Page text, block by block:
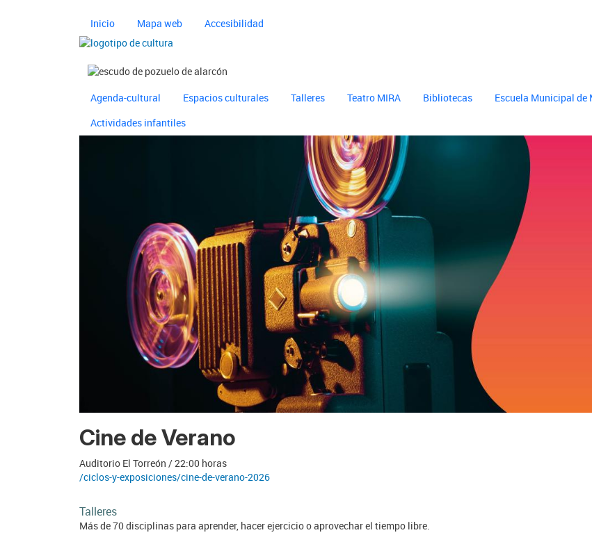
Navegación principal cultura
Inicio Mapa web
Accesibilidad
Imagen
Imagen
Ayuntamiento de Pozuelo
Navegación principal header cultura
Agenda-cultural Espacios culturales Talleres Teatro MIRA Bibliotecas Escuela Municipal de
Actividades infantiles
Cine de Verano
Auditorio El Torreón / 22:00 horas
/ciclos-y-exposiciones/cine-de-verano-2026
Talleres
Más de 70 disciplinas para aprender, hacer ejercicio o aprovechar el tiempo libre.